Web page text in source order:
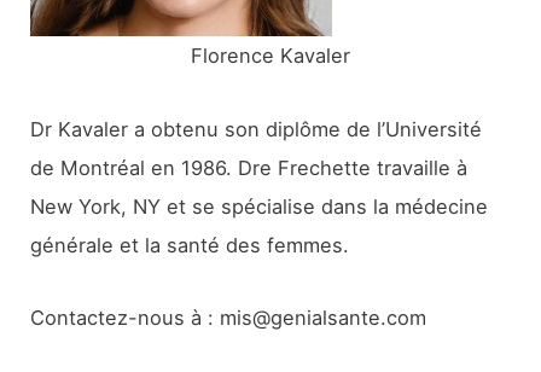
:
Florence Kavaler
Dr Kavaler a obtenu son diplôme de l’Université
de Montréal en 1986. Dre Frechette travaille à
New York, NY et se spécialise dans la médecine
générale et la santé des femmes.
Contactez-nous à : mis@genialsante.com